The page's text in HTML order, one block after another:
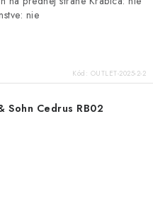
nie
Kód: OUTLET-2025-2-2
Sohn Cedrus RB02